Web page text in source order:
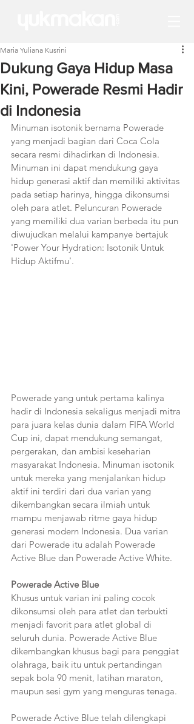
Dukung Gaya Hidup Masa
Kini, Powerade Resmi Hadir
di Indonesia
Maria Yuliana Kusrini
Minuman isotonik bernama Powerade
yang menjadi bagian dari Coca Cola
secara resmi dihadirkan di Indonesia.
Minuman ini dapat mendukung gaya
hidup generasi aktif dan memiliki aktivitas
pada setiap harinya, hingga dikonsumsi
oleh para atlet. Peluncuran Powerade
yang memiliki dua varian berbeda itu pun
diwujudkan melalui kampanye bertajuk
'Power Your Hydration: Isotonik Untuk
Hidup Aktifmu'.
Powerade yang untuk pertama kalinya
hadir di Indonesia sekaligus menjadi mitra
para juara kelas dunia dalam FIFA World
Cup ini, dapat mendukung semangat,
pergerakan, dan ambisi keseharian
masyarakat Indonesia. Minuman isotonik
untuk mereka yang menjalankan hidup
aktif ini terdiri dari dua varian yang
dikembangkan secara ilmiah untuk
mampu menjawab ritme gaya hidup
generasi modern Indonesia. Dua varian
dari Powerade itu adalah Powerade
Active Blue dan Powerade Active White.
Powerade Active Blue
Khusus untuk varian ini paling cocok
dikonsumsi oleh para atlet dan terbukti
menjadi favorit para atlet global di
seluruh dunia. Powerade Active Blue
dikembangkan khusus bagi para penggiat
olahraga, baik itu untuk pertandingan
sepak bola 90 menit, latihan maraton,
maupun sesi gym yang menguras tenaga.
Powerade Active Blue telah dilengkapi